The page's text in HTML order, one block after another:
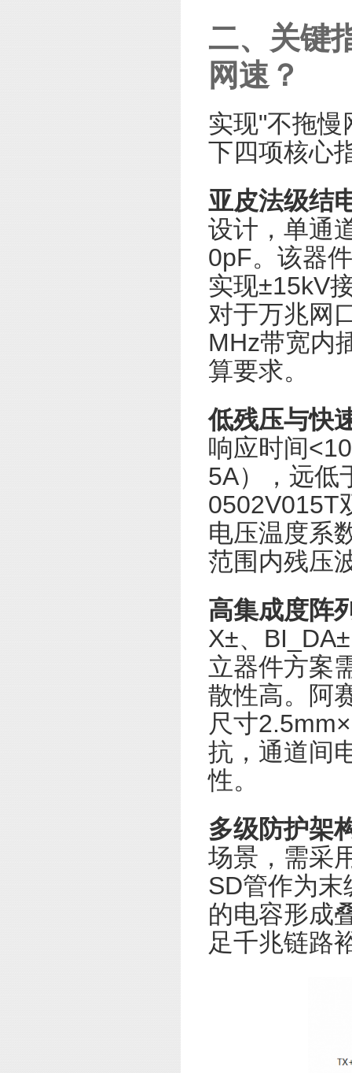
二、关键
网速？
实现"不拖慢
下四项核心
亚皮法级结
设计，单通
0pF。该器
实现±15kV
对于万兆网
MHz带宽内
算要求。
低残压与快
响应时间
5A），远低
0502V015T
电压温度系
范围内残压
高集成度阵
X±、
立器件方案
散性高。阿
尺寸
抗，通道间
性。
多级防护架
场景，需采
SD管作为
的电容形成
足千兆链路